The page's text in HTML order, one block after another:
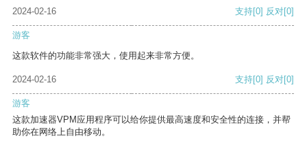
2024-02-16 支持[0] 反对[0]
游客
这款软件的功能非常强大，使用起来非常方便。
2024-02-16 支持[0] 反对[0]
游客
这款加速器VPM应用程序可以给你提供最高速度和安全性的连接，并帮
助你在网络上自由移动。